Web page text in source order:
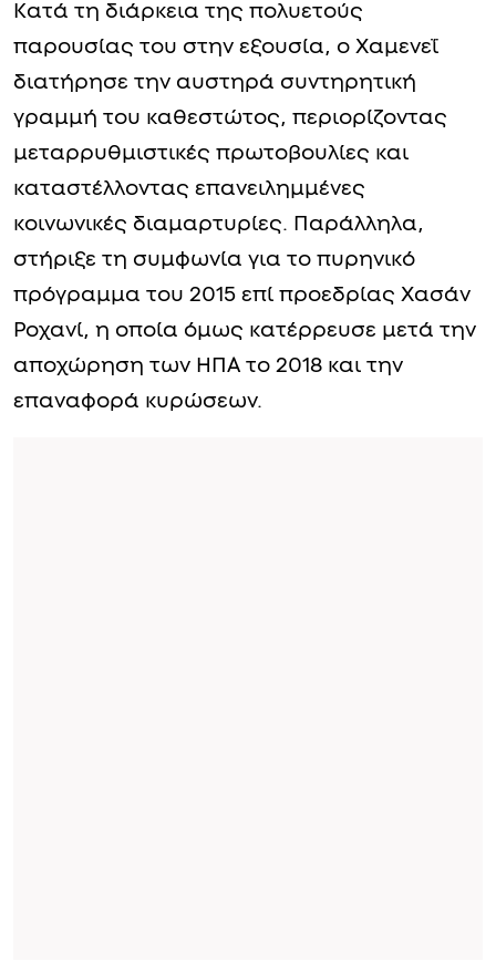
Κατά τη διάρκεια της πολυετούς
παρουσίας του στην εξουσία, ο Χαμενεΐ
διατήρησε την αυστηρά συντηρητική
γραμμή του καθεστώτος, περιορίζοντας
μεταρρυθμιστικές πρωτοβουλίες και
καταστέλλοντας επανειλημμένες
κοινωνικές διαμαρτυρίες. Παράλληλα,
στήριξε τη συμφωνία για το πυρηνικό
πρόγραμμα του 2015 επί προεδρίας Χασάν
Ροχανί, η οποία όμως κατέρρευσε μετά την
αποχώρηση των ΗΠΑ το 2018 και την
επαναφορά κυρώσεων.